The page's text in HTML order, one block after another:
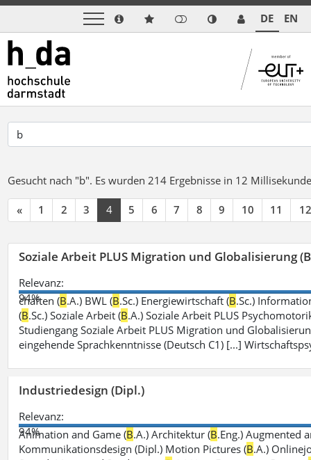
DE EN
Gesucht nach "b". Es wurden 214 Ergebnisse in 12
« 1 2 3 4 5 6 7 8 9 10 11 12
Soziale Arbeit PLUS Migration und Globalisierung
Relevanz:
94%
chaften (B.A.) BWL (B.Sc.) Energiewirtschaft (B.Sc.)
(B.Sc.) Soziale Arbeit (B.A.) Soziale Arbeit PLUS
Studiengang Soziale Arbeit PLUS Migration und
eingehende Sprachkenntnisse (Deutsch C1) [...]
Industriedesign (Dipl.)
Relevanz:
94%
Animation and Game (B.A.) Architektur (B.Eng.) Augmented
Kommunikationsdesign (Dipl.) Motion Pictures (B.A.)